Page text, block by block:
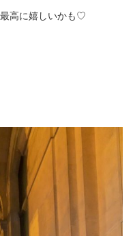
高に嬉しいかも♡